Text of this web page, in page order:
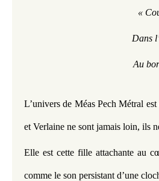
«
Dans
Au
L’univers de Méas Pech Métral
et Verlaine ne sont jamais loin, ils
Elle est cette fille attachante au
comme le son persistant d’une